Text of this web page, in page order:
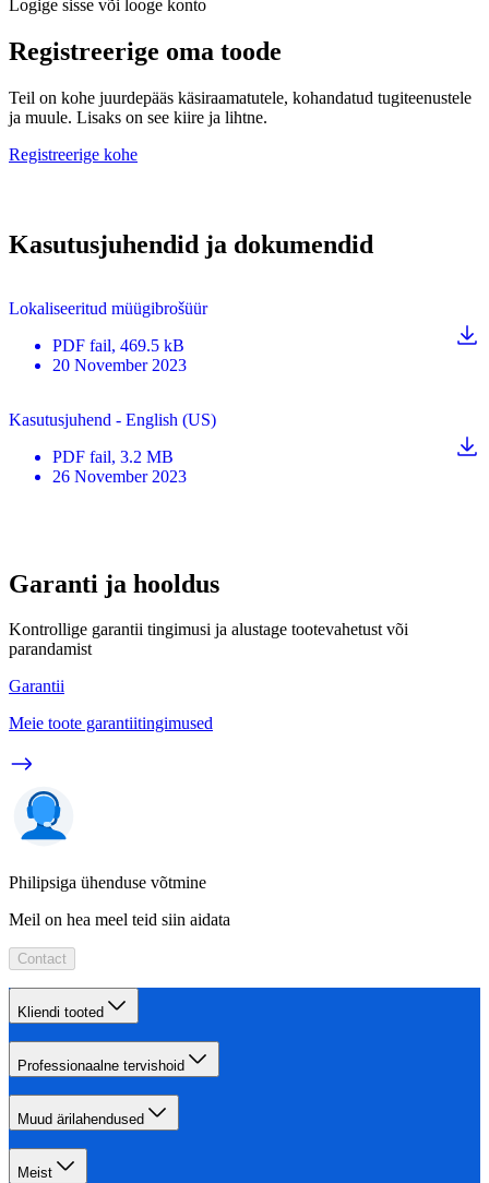
Logige sisse või looge konto
Registreerige oma toode
Teil on kohe juurdepääs käsiraamatutele, kohandatud tugiteenustele
ja muule. Lisaks on see kiire ja lihtne.
Registreerige kohe
Kasutusjuhendid ja dokumendid
Lokaliseeritud müügibrošüür
PDF fail, 469.5 kB
20 November 2023
Kasutusjuhend - English (US)
PDF fail, 3.2 MB
26 November 2023
Garanti ja hooldus
Kontrollige garantii tingimusi ja alustage tootevahetust või
parandamist
Garantii
Meie toote garantiitingimused
Philipsiga ühenduse võtmine
Meil on hea meel teid siin aidata
Contact
Kliendi tooted
Professionaalne tervishoid
Muud ärilahendused
Meist